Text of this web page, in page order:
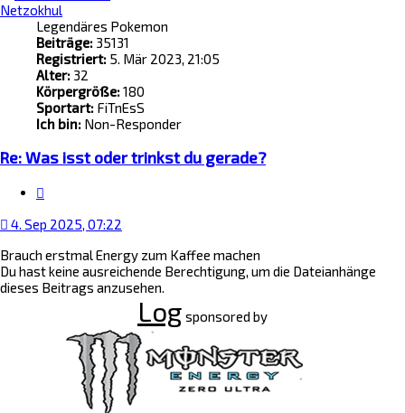
Netzokhul
Legendäres Pokemon
Beiträge: 35131
Registriert: 5. Mär 2023, 21:05
Alter: 32
Körpergröße:180
Sportart: FiTnEsS
Ich bin: Non-Responder
Re: Was isst oder trinkst du gerade?
4. Sep 2025, 07:22
Brauch erstmal Energy zum Kaffee machen
Du hast keine ausreichende Berechtigung, um die Dateianhänge
dieses Beitrags anzusehen.
Log sponsored by